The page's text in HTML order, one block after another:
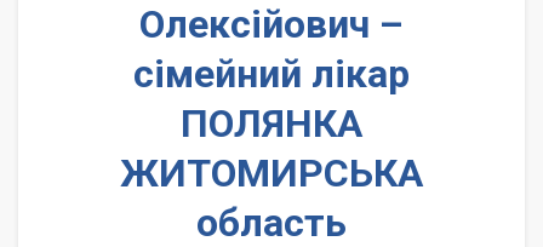
Олексійович –
сімейний лікар
ПОЛЯНКА
ЖИТОМИРСЬКА
область